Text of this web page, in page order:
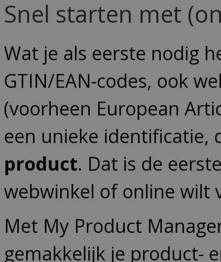
Snel starten met
Wat je als eerste nodig
GTIN/EAN-codes, ook
(voorheen European
een unieke identificatie,
product. Dat is de
webwinkel of online wilt
Met My Product
gemakkelijk je product-